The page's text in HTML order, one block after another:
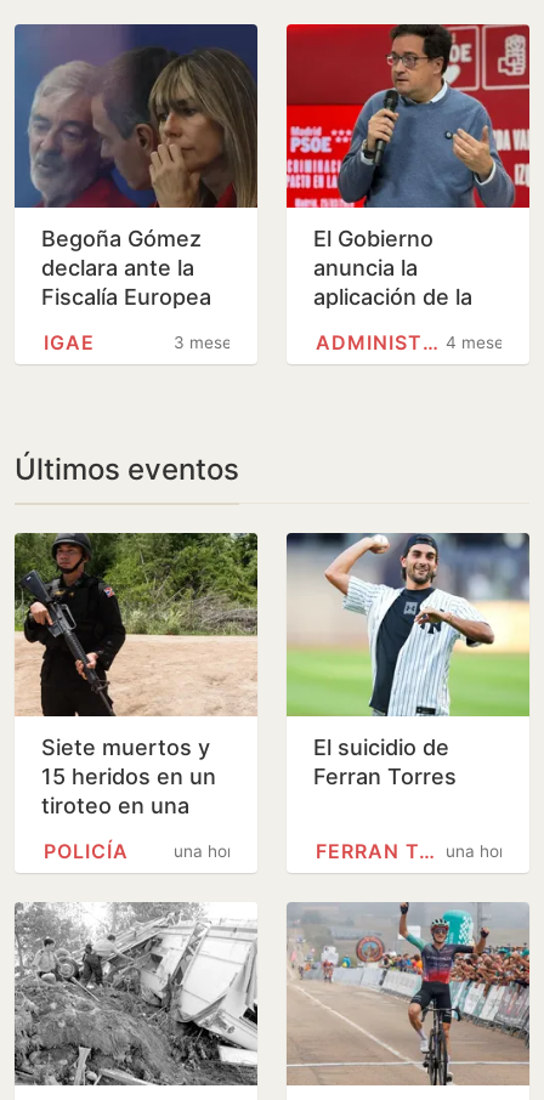
rebeldes de Prisa
Begoña Gómez
declara ante la
Fiscalía Europea
a Barrabés
3 meses
IGAE
El Gobierno
anuncia la
aplicación de la
35 horas en la4 meses
ADMINISTRACIÓN GENERAL DEL…
Últimos eventos
Siete muertos y
15 heridos en un
tiroteo en una
escuela de
Tailandia
una hora
POLICÍA
El suicidio de
Ferran Torres
una hora
FERRAN TORRES